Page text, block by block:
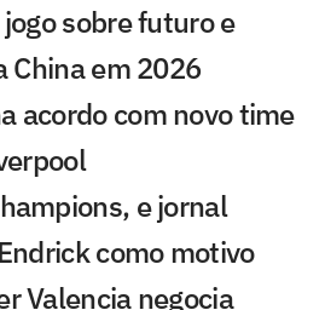
sobre futuro e
China em 2026
acordo com novo time
e jornal
como motivo
Valencia negocia